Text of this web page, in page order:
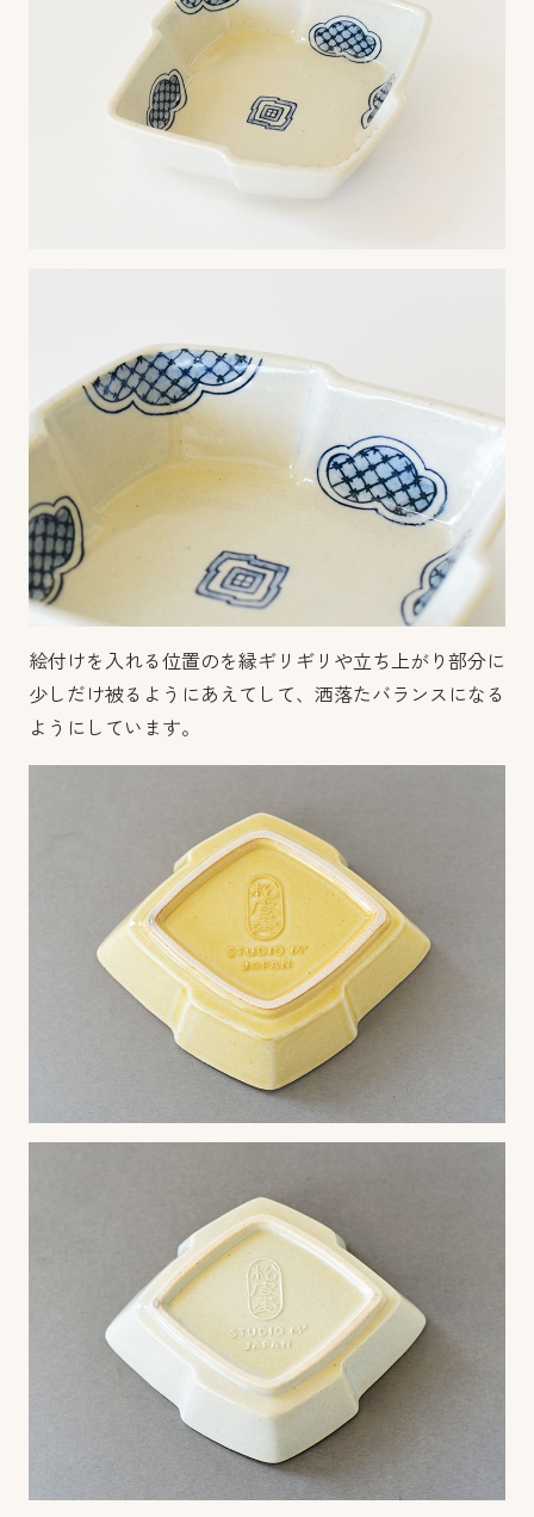
絵付けを入れる位置のを縁ギリギリや立ち上がり部分に
少しだけ被るようにあえてして、洒落たバランスになる
ようにしています。